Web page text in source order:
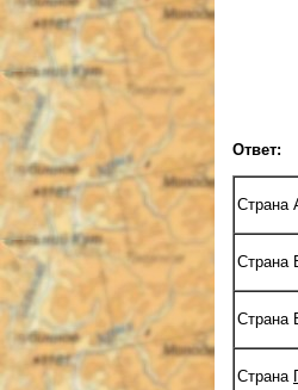
Ответ:
Страна